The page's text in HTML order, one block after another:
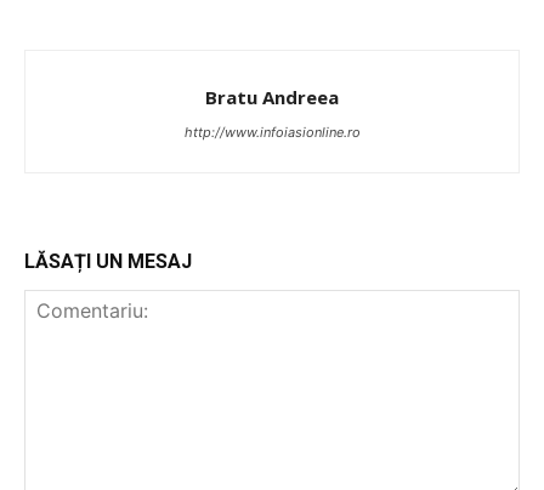
Bratu Andreea
http://www.infoiasionline.ro
LĂSAȚI UN MESAJ